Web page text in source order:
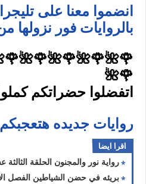
انضموا معنا على
بالروايات فور نزولها
🌹🌺
اتفضلوا حضراتكم
روايات جديده
اقرا ايضا
رواية نور والمجنون الحلقة الثالثة عشر
بريئه في حضن الشياطين الفصل الأول